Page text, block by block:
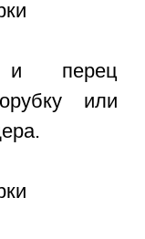
и перец
или